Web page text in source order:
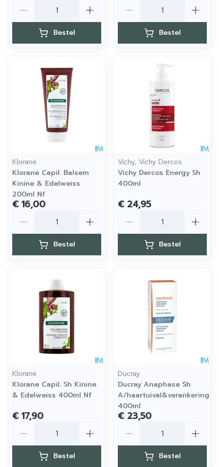
Bestel Bestel
Klorane
Klorane Capil. Balsem
Kinine & Edelweiss
200ml Nf
€ 16,00
Bestel
Vichy, Vichy Dercos
Vichy Dercos Energy Sh
400ml
€ 24,95
Bestel
Klorane
Klorane Capil. Sh Kinine
& Edelweiss 400ml Nf
€ 17,90
Bestel
Ducray
Ducray Anaphase Sh
A/haartuival&verankering
400ml
€ 23,50
Bestel